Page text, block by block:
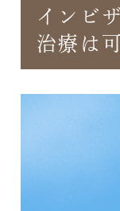
インビ
治療は